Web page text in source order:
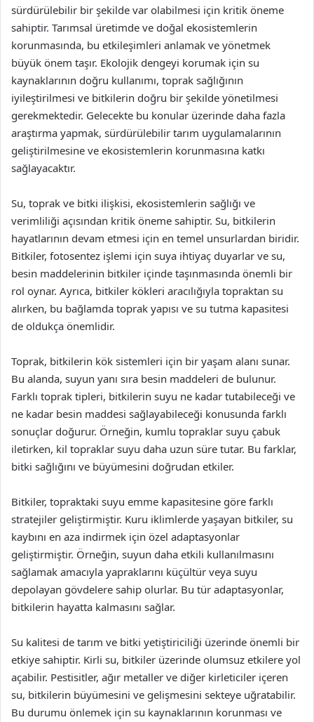
sürdürülebilir bir şekilde var olabilmesi için kritik öneme
sahiptir. Tarımsal üretimde ve doğal ekosistemlerin
korunmasında, bu etkileşimleri anlamak ve yönetmek
büyük önem taşır. Ekolojik dengeyi korumak için su
kaynaklarının doğru kullanımı, toprak sağlığının
iyileştirilmesi ve bitkilerin doğru bir şekilde yönetilmesi
gerekmektedir. Gelecekte bu konular üzerinde daha fazla
araştırma yapmak, sürdürülebilir tarım uygulamalarının
geliştirilmesine ve ekosistemlerin korunmasına katkı
sağlayacaktır.
Su, toprak ve bitki ilişkisi, ekosistemlerin sağlığı ve
verimliliği açısından kritik öneme sahiptir. Su, bitkilerin
hayatlarının devam etmesi için en temel unsurlardan biridir.
Bitkiler, fotosentez işlemi için suya ihtiyaç duyarlar ve su,
besin maddelerinin bitkiler içinde taşınmasında önemli bir
rol oynar. Ayrıca, bitkiler kökleri aracılığıyla topraktan su
alırken, bu bağlamda toprak yapısı ve su tutma kapasitesi
de oldukça önemlidir.
Toprak, bitkilerin kök sistemleri için bir yaşam alanı sunar.
Bu alanda, suyun yanı sıra besin maddeleri de bulunur.
Farklı toprak tipleri, bitkilerin suyu ne kadar tutabileceği ve
ne kadar besin maddesi sağlayabileceği konusunda farklı
sonuçlar doğurur. Örneğin, kumlu topraklar suyu çabuk
iletirken, kil topraklar suyu daha uzun süre tutar. Bu farklar,
bitki sağlığını ve büyümesini doğrudan etkiler.
Bitkiler, topraktaki suyu emme kapasitesine göre farklı
stratejiler geliştirmiştir. Kuru iklimlerde yaşayan bitkiler, su
kaybını en aza indirmek için özel adaptasyonlar
geliştirmiştir. Örneğin, suyun daha etkili kullanılmasını
sağlamak amacıyla yapraklarını küçültür veya suyu
depolayan gövdelere sahip olurlar. Bu tür adaptasyonlar,
bitkilerin hayatta kalmasını sağlar.
Su kalitesi de tarım ve bitki yetiştiriciliği üzerinde önemli bir
etkiye sahiptir. Kirli su, bitkiler üzerinde olumsuz etkilere yol
açabilir. Pestisitler, ağır metaller ve diğer kirleticiler içeren
su, bitkilerin büyümesini ve gelişmesini sekteye uğratabilir.
Bu durumu önlemek için su kaynaklarının korunması ve